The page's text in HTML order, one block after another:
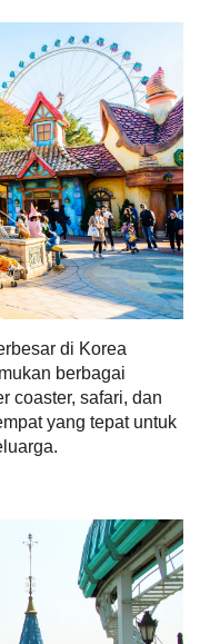
di Korea
berbagai
coaster, safari, dan
yang tepat untuk